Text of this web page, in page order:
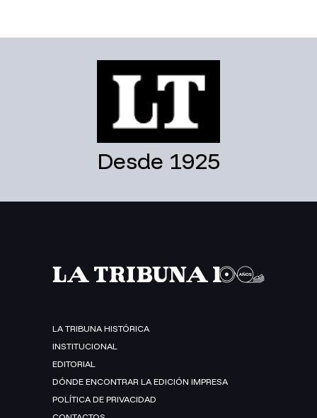
Desde 1925
LA TRIBUNA HISTÓRICA
INSTITUCIONAL
EDITORIAL
DÓNDE ENCONTRAR LA EDICIÓN IMPRESA
POLÍTICA DE PRIVACIDAD